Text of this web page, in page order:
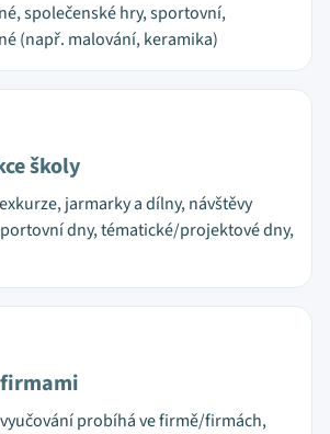
společenské hry, sportovní,
(např. malování, keramika)
školy
jarmarky a dílny, návštěvy
dny, tématické/projektové dny,
firmami
probíhá ve firmě/firmách,